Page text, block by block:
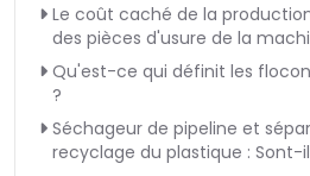
Le coût caché de la
des pièces d'usure de la
Qu'est-ce qui définit les
?
Séchageur de pipeline et
recyclage du plastique : Sont-